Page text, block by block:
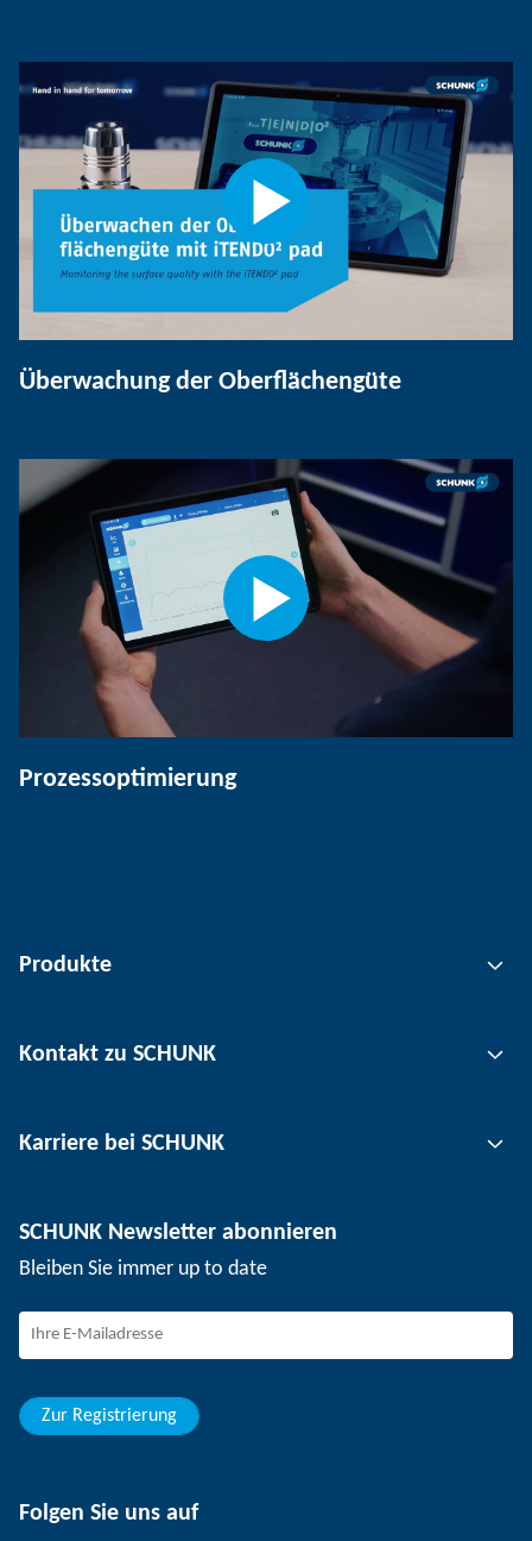
Überwachung der Oberflächengüte
Prozessoptimierung
Produkte
Automatisierungstechnik
Werkstückspanntechnik
Kontakt zu SCHUNK
Standorte
Veranstaltungen
SCHUNK - Hinweisgebersystem
Karriere bei SCHUNK
Arbeiten bei SCHUNK
Berufserfahrene
Studierende
SCHUNK Newsletter abonnieren
Bleiben Sie immer up to date
Zur Registrierung
Folgen Sie uns auf